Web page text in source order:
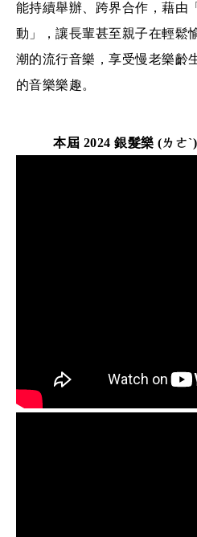
能持續舉辦、跨界合作，藉由
動」，讓長輩甚至親子在輕鬆
潮的流行音樂，享受慢老樂齡
的音樂樂趣。
本屆 2024 銀髮樂 (ㄌㄜ